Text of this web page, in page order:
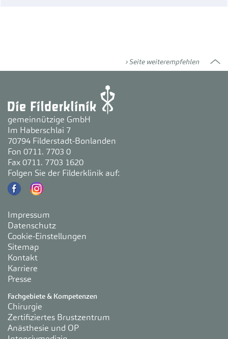
Seite weiterempfehlen
gemeinnützige GmbH
Im Haberschlai 7
70794 Filderstadt-Bonlanden
Fon 0711. 7703 0
Fax 0711. 7703 1620
Folgen Sie der Filderklinik auf:
Impressum
Datenschutz
Cookie-Einstellungen
Sitemap
Kontakt
Karriere
Presse
Fachgebiete & Kompetenzen
Chirurgie
Zertifiziertes Brustzentrum
Anästhesie und OP